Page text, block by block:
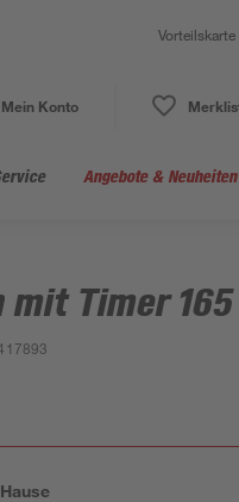
Vorteilskarte
Mein Konto
Angebote & Neuheiten
mit Timer